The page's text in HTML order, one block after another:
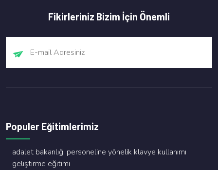
Fikirleriniz Bizim İçin Önemli
Populer Eğitimlerimiz
adalet bakanliği personeli̇ne yöneli̇k klavye kullanimi
geli̇şti̇rme eği̇ti̇mi̇